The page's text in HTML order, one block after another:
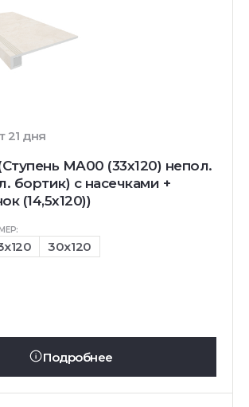
21 дня
MA00 (33x120) непол.
бортик) с насечками +
(14,5x120))
30x120
Подробнее